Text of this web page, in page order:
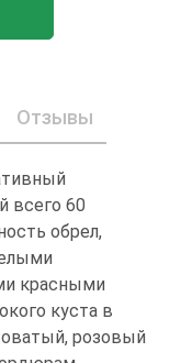
Отзывы
всего 60
обрел,
красными
куста в
розовый